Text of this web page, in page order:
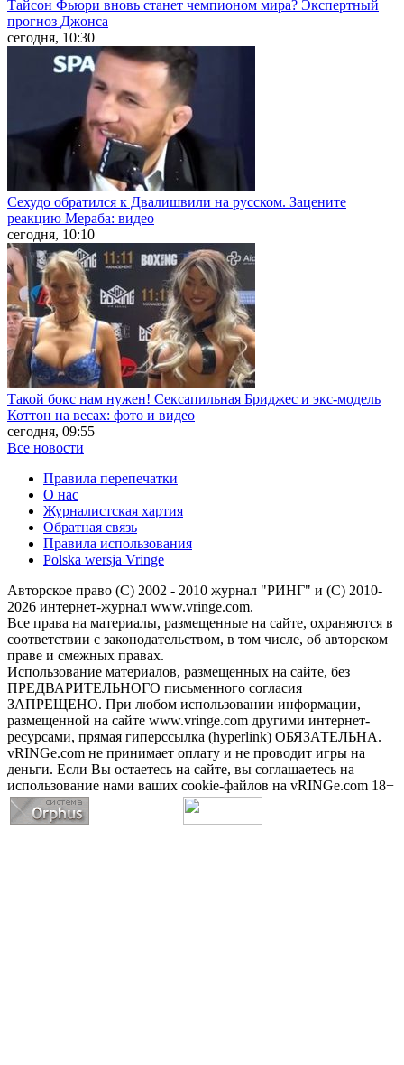
Тайсон Фьюри вновь станет чемпионом мира? Экспертный
прогноз Джонса
сегодня, 10:30
Сехудо обратился к Двалишвили на русском. Зацените
реакцию Мераба: видео
сегодня, 10:10
Такой бокс нам нужен! Сексапильная Бриджес и экс-модель
Коттон на весах: фото и видео
сегодня, 09:55
Все новости
Правила перепечатки
О нас
Журналистская хартия
Обратная связь
Правила использования
Polska wersja Vringe
Авторское право (С) 2002 - 2010 журнал "РИНГ" и (С) 2010-
2026 интернет-журнал www.vringe.com.
Все права на материалы, размещенные на сайте, охраняются в
соответствии с законодательством, в том числе, об авторском
праве и смежных правах.
Использование материалов, размещенных на сайте, без
ПРЕДВАРИТЕЛЬНОГО письменного согласия
ЗАПРЕЩЕНО. При любом использовании информации,
размещенной на сайте www.vringe.com другими интернет-
ресурсами, прямая гиперссылка (hyperlink) ОБЯЗАТЕЛЬНА.
vRINGe.com не принимает оплату и не проводит игры на
деньги. Если Вы остаетесь на сайте, вы соглашаетесь на
использование нами ваших cookie-файлов на vRINGe.com 18+